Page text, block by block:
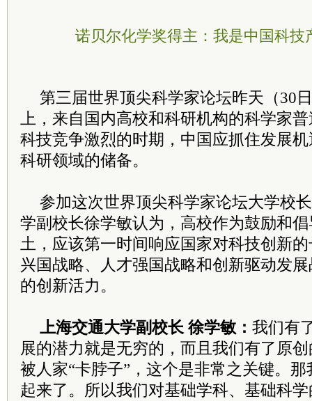
诺贝尔化学奖得主：我是中国科技
第三届世界顶尖科学家论坛昨天（30
上，来自国内高校和科研机构的科学家
科技竞争激烈的时期，中国应抓住发展
科研领域的储备。
参加这次世界顶尖科学家论坛大学校
学副校长徐学敏认为，高校作为鼓励和
土，应该第一时间响应国家对科技创新
兴国战略、人才强国战略和创新驱动发
的创新活力。
上海交通大学副校长 徐学敏： 我们有
展的潜力就是无穷的，而且我们有了原
被人家“卡脖子”，这个是非常之关键。
起来了。所以我们对基础学科、基础科